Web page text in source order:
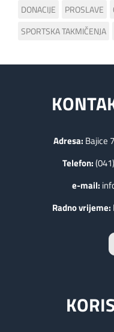
DONACIJE
PROSLAVE
SPORTSKA TAKMIČENJA
Adresa: Bajice
Telefon:
e-mail:
Radno vrijeme: